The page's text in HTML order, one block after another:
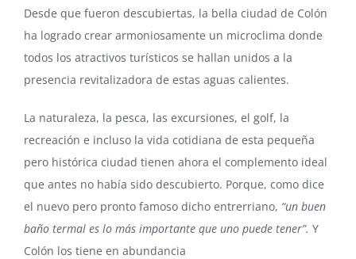
Desde que fueron descubiertas, la bella ciudad de Colón
ha logrado crear armoniosamente un microclima donde
todos los atractivos turísticos se hallan unidos a la
presencia revitalizadora de estas aguas calientes.
La naturaleza, la pesca, las excursiones, el golf, la
recreación e incluso la vida cotidiana de esta pequeña
pero histórica ciudad tienen ahora el complemento ideal
que antes no había sido descubierto. Porque, como dice
el nuevo pero pronto famoso dicho entrerriano, “un buen
baño termal es lo más importante que uno puede tener”. Y
Colón los tiene en abundancia